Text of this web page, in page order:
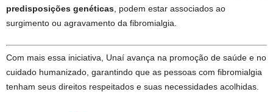
predisposições genéticas, podem estar associados ao
surgimento ou agravamento da fibromialgia.
Com mais essa iniciativa, Unaí avança na promoção de saúde e no
cuidado humanizado, garantindo que as pessoas com fibromialgia
tenham seus direitos respeitados e suas necessidades acolhidas.